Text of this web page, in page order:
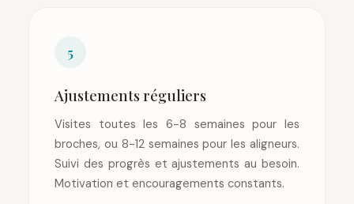
5
Ajustements réguliers
Visites toutes les 6-8 semaines pour les
broches, ou 8-12 semaines pour les aligneurs.
Suivi des progrès et ajustements au besoin.
Motivation et encouragements constants.